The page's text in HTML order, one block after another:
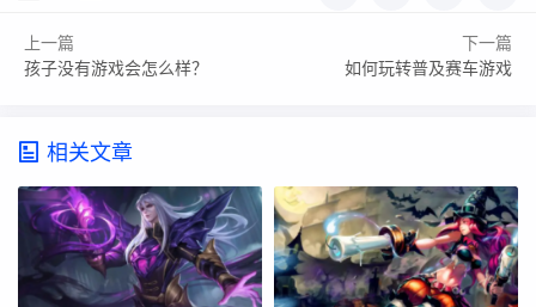
上一篇
孩子没有游戏会怎么样？
下一篇
如何玩转普及赛车游戏
相关文章